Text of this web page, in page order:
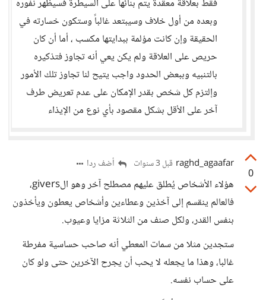
فقط بعلاقة معقدة يتم بنائها على السيطرة فسيظهر نفوره
وبعده من أول خلاف وسيبتعد غالباً وستكون خسارته في
الحقيقة وإن كانت مؤلمة ببدايتها مكسب ، أما أن كان
حريص على العلاقة ولم يكن يعي أنه تجاوز فتذكيره
بالتنبيه وببعض الحدود واجب يتيح لنا تجاوز تلك الأمور
وإلتزم كل شخص بقدر الإمكان على عدم تعريض طرف
آخر على الأقل بشكل مقصود بأي نوع من الإيذاء
0
raghd_agaafar قبل 3 سنوات أضف ردا
هؤلاء الأشخاص يُطلق عليهم مصطلح آخر وهو الgivers،
فالعالم ينقسم إلى آخذين وعطاءين وأشخاص يعطون ويأخذون
بنفس القدر، ولكل صنف من الثلاثة مزايا وعيوب.
ستجدين مثلا من سمات المعطي أنه صاحب حساسية مفرطة
غالبا، وهذا ما يجعله لا يحب أن يجرح الآخرين حتى ولو كان
على حساب نفسه.